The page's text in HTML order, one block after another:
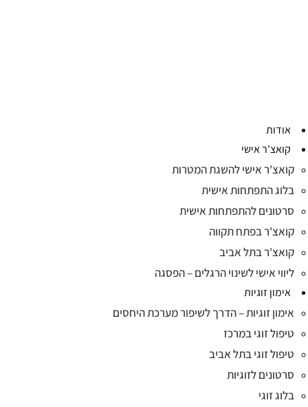
אודות
קואצ'ר אישי
קואצ'ר אישי להשגת המטרות
בלוג התפתחות אישית
סרטונים להתפתחות אישית
קואצ'ר בפתח תקווה
קואצ'ר בתל אביב
ליווי אישי לשינוי הרגלים – הפסגה
אימון זוגיות
אימון זוגיות – הדרך לשיפור מערכת היחסים
טיפול זוגי במרכז
טיפול זוגי בתל אביב
סרטונים לזוגיות
בלוג זוגי